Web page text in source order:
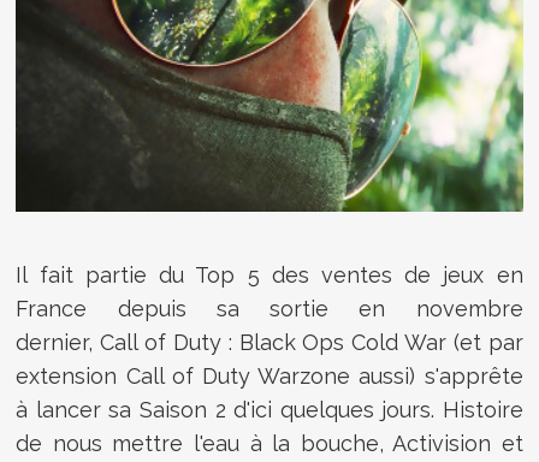
Il fait partie du Top 5 des ventes de jeux en
France depuis sa sortie en novembre
dernier, Call of Duty : Black Ops Cold War (et par
extension Call of Duty Warzone aussi) s'apprête
à lancer sa Saison 2 d'ici quelques jours. Histoire
de nous mettre l'eau à la bouche, Activision et